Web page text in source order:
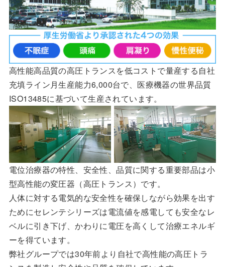
高性能高品質の高圧トランスを低コストで量産する自社
充填ライン月生産能力6,000台で、医療機器の世界品質
ISO13485に基づいて生産されています。
電位治療器の特性、安全性、品質に関する重要部品は小
型高性能の変圧器（高圧トランス）です。
人体に対する電気的な安全性を確保しながら効果を出す
ためにセレンテシリーズは電流値を感電しても安全なレ
ベルに引き下げ、かわりに電圧を高くして治療エネルギ
ーを得ています。
弊社グループでは30年前より自社で高性能の高圧トラ